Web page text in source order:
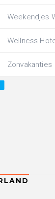
Weekendjes
Wellness
Zonvakanties